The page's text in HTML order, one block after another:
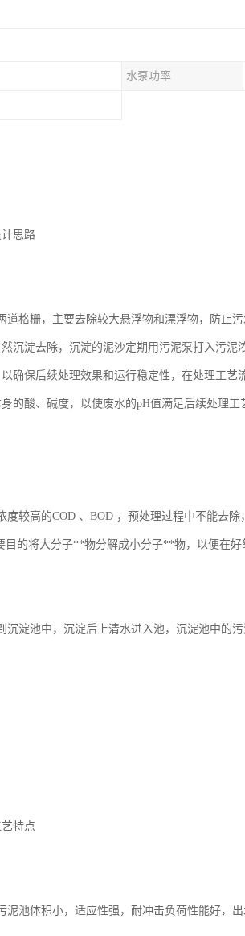
水泵功率
思路
道格栅，主要去除较大悬浮物和漂浮物，防止
沉淀去除，沉淀的泥沙定期用污泥泵打入污泥
确保后续处理效果和运行稳定性，在处理工
的酸、碱度，以使废水的pH值满足后续处理
度较高的COD 、BOD ，预处理过程中不能去
的将大分子**物分解成小分子**物，以便在好
沉淀池中，沉淀后上清水进入池，沉淀池中的
特点
池体积小，适应性强，耐冲击负荷性能好，